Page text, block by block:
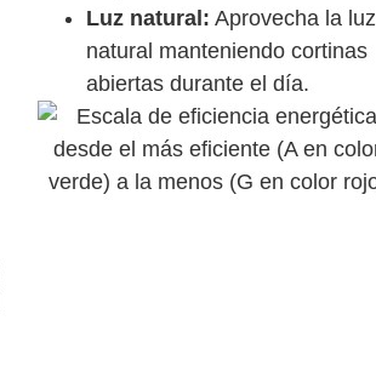
Luz natural: Aprovecha la luz
natural manteniendo cortinas
abiertas durante el día.